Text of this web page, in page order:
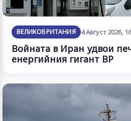
ВЕЛИКОБРИТАНИЯ 4 Август 2026,
Войната в Иран удвои
енергийния гигант BP